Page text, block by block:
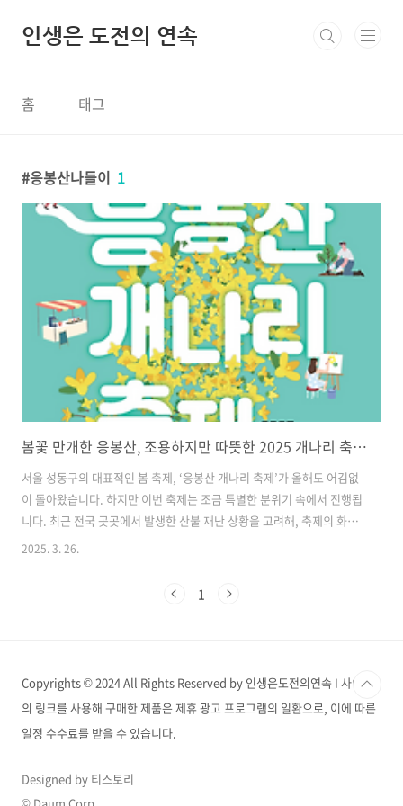
인생은 도전의 연속
홈 태그
응봉산나들이 1
봄꽃 만개한 응봉산, 조용하지만 따뜻한 2025 개나리 축제 개막
서울 성동구의 대표적인 봄 축제, ‘응봉산 개나리 축제’가 올해도 어김없
이 돌아왔습니다. 하지만 이번 축제는 조금 특별한 분위기 속에서 진행됩
니다. 최근 전국 곳곳에서 발생한 산불 재난 상황을 고려해, 축제의 화려
함보다는 이재민에게 위로와 희망을 전하는 따뜻한 행사로 기획되었기
은 성동구 금호동과 응봉동 사이에 위치한 높이 81m의 바위산으로, 한
올해 축제를..
2025. 3. 26.
1
Copyrights © 2024 All Rights Reserved by 인생은도전의연속 I 사이트
의 링크를 사용해 구매한 제품은 제휴 광고 프로그램의 일환으로, 이에 따른
일정 수수료를 받을 수 있습니다.
Designed by 티스토리